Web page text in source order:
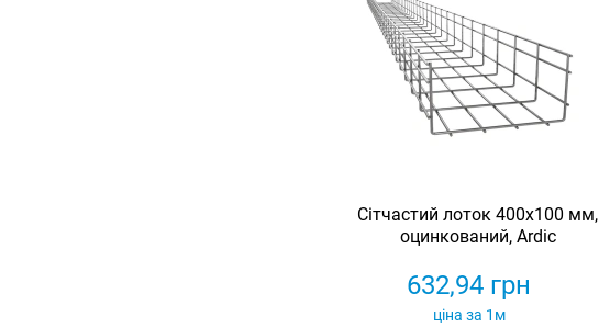
Сітчастий лоток 400х100 мм,
оцинкований, Ardic
632,94 грн
ціна за 1м